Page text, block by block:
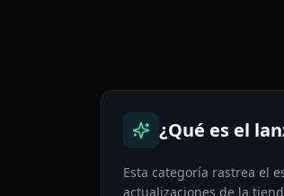
¿Qué es el
Esta categoría rastrea el
actualizaciones de la